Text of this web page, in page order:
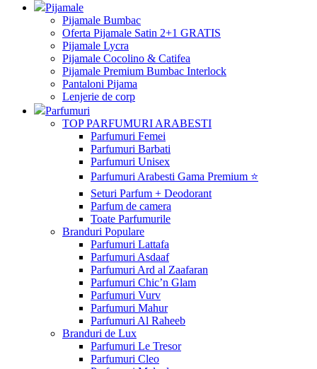
Pijamale
Pijamale Bumbac
Oferta Pijamale Satin 2+1 GRATIS
Pijamale Lycra
Pijamale Cocolino & Catifea
Pijamale Premium Bumbac Interlock
Pantaloni Pijama
Lenjerie de corp
Parfumuri
TOP PARFUMURI ARABESTI
Parfumuri Femei
Parfumuri Barbati
Parfumuri Unisex
Parfumuri Arabesti Gama Premium ⭐
Seturi Parfum + Deodorant
Parfum de camera
Toate Parfumurile
Branduri Populare
Parfumuri Lattafa
Parfumuri Asdaaf
Parfumuri Ard al Zaafaran
Parfumuri Chic’n Glam
Parfumuri Vurv
Parfumuri Mahur
Parfumuri Al Raheeb
Branduri de Lux
Parfumuri Le Tresor
Parfumuri Cleo